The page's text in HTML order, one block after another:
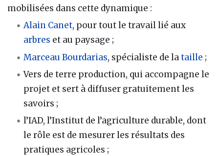
mobilisées dans cette dynamique :
Alain Canet, pour tout le travail lié aux
arbres et au paysage ;
Marceau Bourdarias, spécialiste de lataille ;
Vers de terre production, qui accompagne le
projet et sert à diffuser gratuitement les
savoirs ;
l’IAD, l’Institut de l’agriculture durable, dont
le rôle est de mesurer les résultats des
pratiques agricoles ;